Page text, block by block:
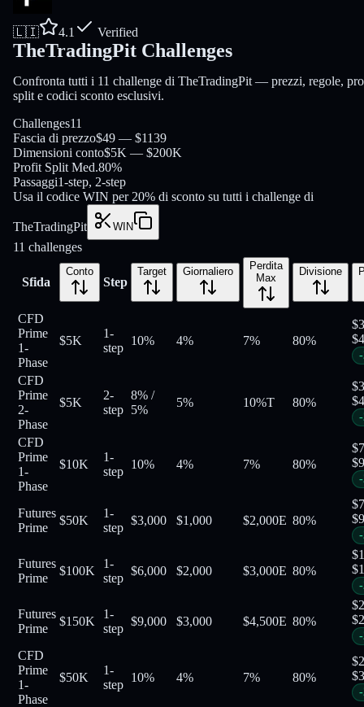
🇱🇮 4.1 Verified
TheTradingPit Challenges
Confronta tutti i 11 challenge di TheTradingPit — prezzi, regole,
split e codici sconto esclusivi.
Challenges11
Fascia di prezzo$49 — $1139
Dimensioni conto$5K — $200K
Profit Split Med.80%
Passaggi1-step, 2-step
Usa il codice WIN per 20% di sconto su tutti i challenge di
TheTradingPit WIN
11 challenges
Sfida
Conto
Step
Target Giornaliero
Perdita
Max
Divisione
CFD
Prime
1-
Phase
$5K
1-
step
10% 4% 7% 80%
$
$
-
CFD
Prime
2-
Phase
$5K
2-
step
8% /
5%
5% 10%T 80%
$
$
-
CFD
Prime
1-
Phase
$10K
1-
step
10% 4% 7% 80%
$
$
-
Futures
Prime
$50K
1-
step
$3,000 $1,000 $2,000E 80%
$
$
-
Futures
Prime
$100K
1-
step
$6,000 $2,000 $3,000E 80%
$
$
-
Futures
Prime
$150K
1-
step
$9,000 $3,000 $4,500E 80%
$
$
-
CFD
Prime
1-
Phase
$50K
1-
step
10% 4% 7% 80%
$
$
-